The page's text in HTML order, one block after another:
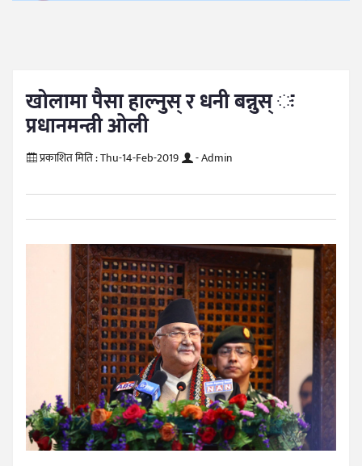
खोलामा पैसा हाल्नुस् र धनी बन्नुस् ः
प्रधानमन्त्री ओली
प्रकाशित मिति :Thu-14-Feb-2019 - Admin